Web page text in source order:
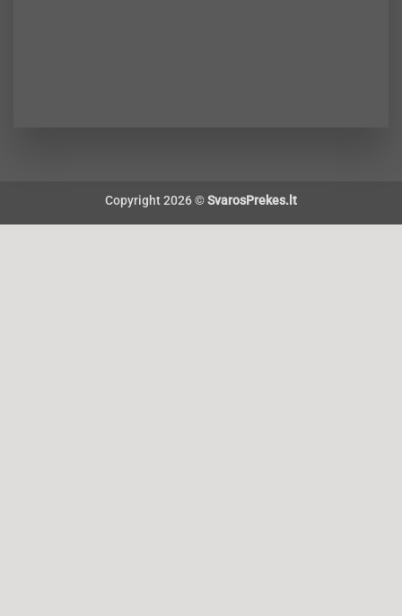
Copyright 2026 ©SvarosPrekes.lt